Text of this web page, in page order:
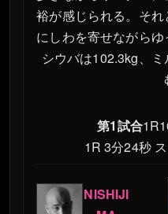
裕が感じられる。そ
にしわを寄せながらゆ
シウバは102.3kg、
第1試合
1R 3分24秒
NISHIJI